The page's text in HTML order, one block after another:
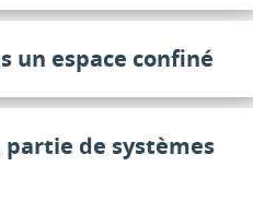
un espace confiné
de systèmes